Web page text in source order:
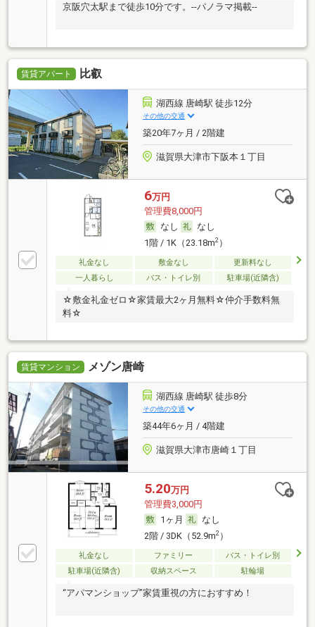
京阪穴太駅まで徒歩10分です。--パノラマ掲載--
賃貸アパート 比叡
湖西線 唐崎駅 徒歩12分
その他の交通
築20年7ヶ月 / 2階建
滋賀県大津市下阪本１丁目
6万円
管理費8,000円
なし
なし
1階 / 1K（23.18m2）
礼金なし 敷金なし
更新料なし
一人暮らし
バス・トイレ別 駐車場(近隣含)
☆敷金礼金ゼロ☆家賃最大2ヶ月無料☆仲介手数料無
料☆
賃貸マンション メゾン唐崎
湖西線 唐崎駅 徒歩8分
その他の交通
築44年6ヶ月 / 4階建
滋賀県大津市唐崎１丁目
5.20万円
管理費3,000円
1ヶ月
なし
2階 / 3DK（52.9m2）
礼金なし ファミリー
バス・トイレ別
駐車場(近隣含)
収納スペース 駐輪場
“アパマンショップ”家賃重視の方におすすめ！